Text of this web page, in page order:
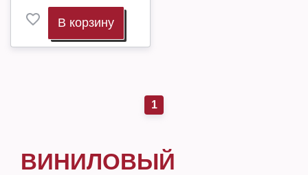
В корзину
1
ВИНИЛОВЫЙ